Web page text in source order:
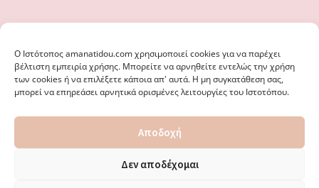
Ο Iστότοπος amanatidou.com χρησιμοποιεί cookies για να παρέχει
βέλτιστη εμπειρία χρήσης. Μπορείτε να αρνηθείτε εντελώς την χρήση
των cookies ή να επιλέξετε κάποια απ' αυτά. Η μη συγκατάθεση σας,
μπορεί να επηρεάσει αρνητικά ορισμένες λειτουργίες του Ιστοτόπου.
Αποδοχή
Δεν αποδέχομαι
ΘΕΣΣΑΛΟΝΊΚΗ - ΕΙΔΙΚΌΣ ΣΤΗ ΓΝΩΣΤΙΚΉ ΣΥΜΠΕΡΙΦΟΡΙΚΉ
ΨΥΧΟΘΕΡΑΠΕΊΑ, ΜΕΤΑΜΟΡΦΏΣΕΩΣ 36 & ΚΟΤΥΏΡΩΝ 38, ΚΑΛΑΜΑΡΙΆ
ΘΕΣΣΑΛΟΝΊΚΗ · ΚΑΤΑΣΚΕΥΉ ΑΠΌWEBERIENCE